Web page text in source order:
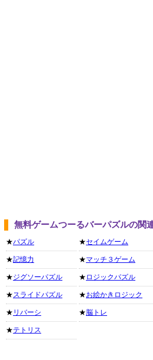
無料ゲームつーるバーパズルの関
★パズル
★記憶力
★ジグソーパズル
★スライドパズル
★ リバーシ
★テトリス
★セイムゲーム
★マッチ３ゲーム
★ ロジックパズル
★お絵かきロジック
★脳トレ